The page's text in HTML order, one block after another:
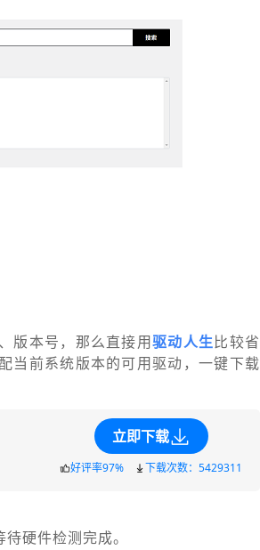
版本号，那么直接用驱动人生比较省
当前系统版本的可用驱动，一键下载
立即下载
好评率97% 下载次数：5429311
硬件检测完成。